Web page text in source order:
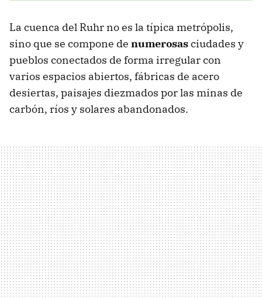
La cuenca del Ruhr no es la típica metrópolis,
sino que se compone de numerosasciudades y
pueblos conectados de forma irregular con
varios espacios abiertos, fábricas de acero
desiertas, paisajes diezmados por las minas de
carbón, ríos y solares abandonados.